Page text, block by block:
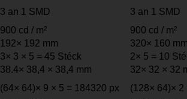
3 an 1 SMD
3 an 1 SMD
900 cd / m²
900 cd / m²
192× 192 mm
320× 160
3× 3 × 5 = 45 Stéck
2× 5 = 10
38.4× 38,4 × 38,4 mm
32× 32 × 32
(64× 64)× 9 × 5 = 184320 px
(128× 64)× 2